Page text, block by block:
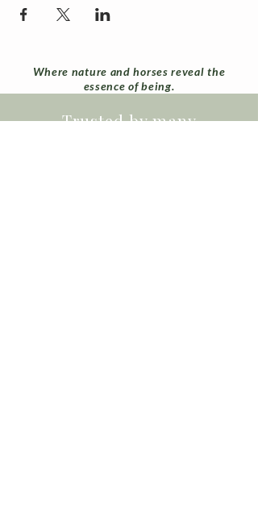
Where nature and horses reveal the
essence of being.
Trusted by many